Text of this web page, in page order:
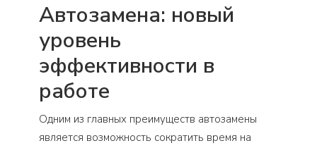
Автозамена: новый
уровень
эффективности в
работе
Одним из главных преимуществ автозамены
является возможность сократить время на